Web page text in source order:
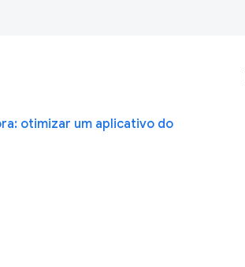
otimizar um aplicativo do